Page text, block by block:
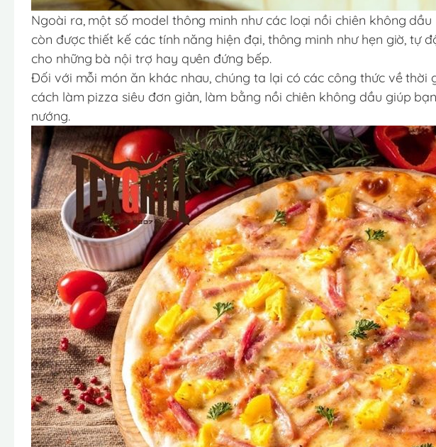
Ngoài ra, một số model thông minh như các loại nồi chiên không
còn được thiết kế các tính năng hiện đại, thông minh như hẹn giờ, tự
cho những bà nội trợ hay quên đứng bếp.
Đối với mỗi món ăn khác nhau, chúng ta lại có các công thức về thời
cách làm pizza siêu đơn giản, làm bằng nồi chiên không dầu giúp
nướng.